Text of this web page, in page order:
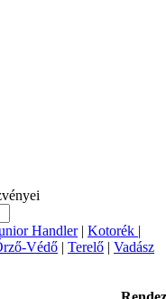
Handler| Kotorék |
Védő | Terelő | Vadász